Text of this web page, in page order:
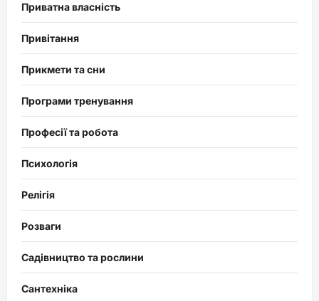
Приватна власність
Привітання
Прикмети та сни
Програми тренування
Професії та робота
Психологія
Релігія
Розваги
Садівництво та рослини
Сантехніка